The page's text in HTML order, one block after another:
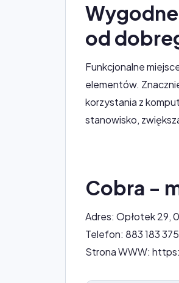
od
Funkcjonalne
elementów.
korzystania z
stanowisko,
Cobra -
Adres: Opłotek 29,
Telefon: 883 183 375
Strona WWW: